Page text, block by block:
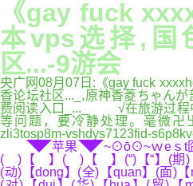
《gay fuck
本vps选择,国
区...-9游会
央广网08月07日:《gay fuck
香论坛社区..._,原神香菱ちゃん
费阅读入口_..._ √在旅游过程
等问题，要冷静处理。毫微卍
zli3tosp8m-vshdys7123fid-
◥◤苹果◥◤~⊙ō⊙~ｗeｓt囧
( )【 】( )【 】(“)【“】(期)【
(动)【dong】(全)【quan】(面)